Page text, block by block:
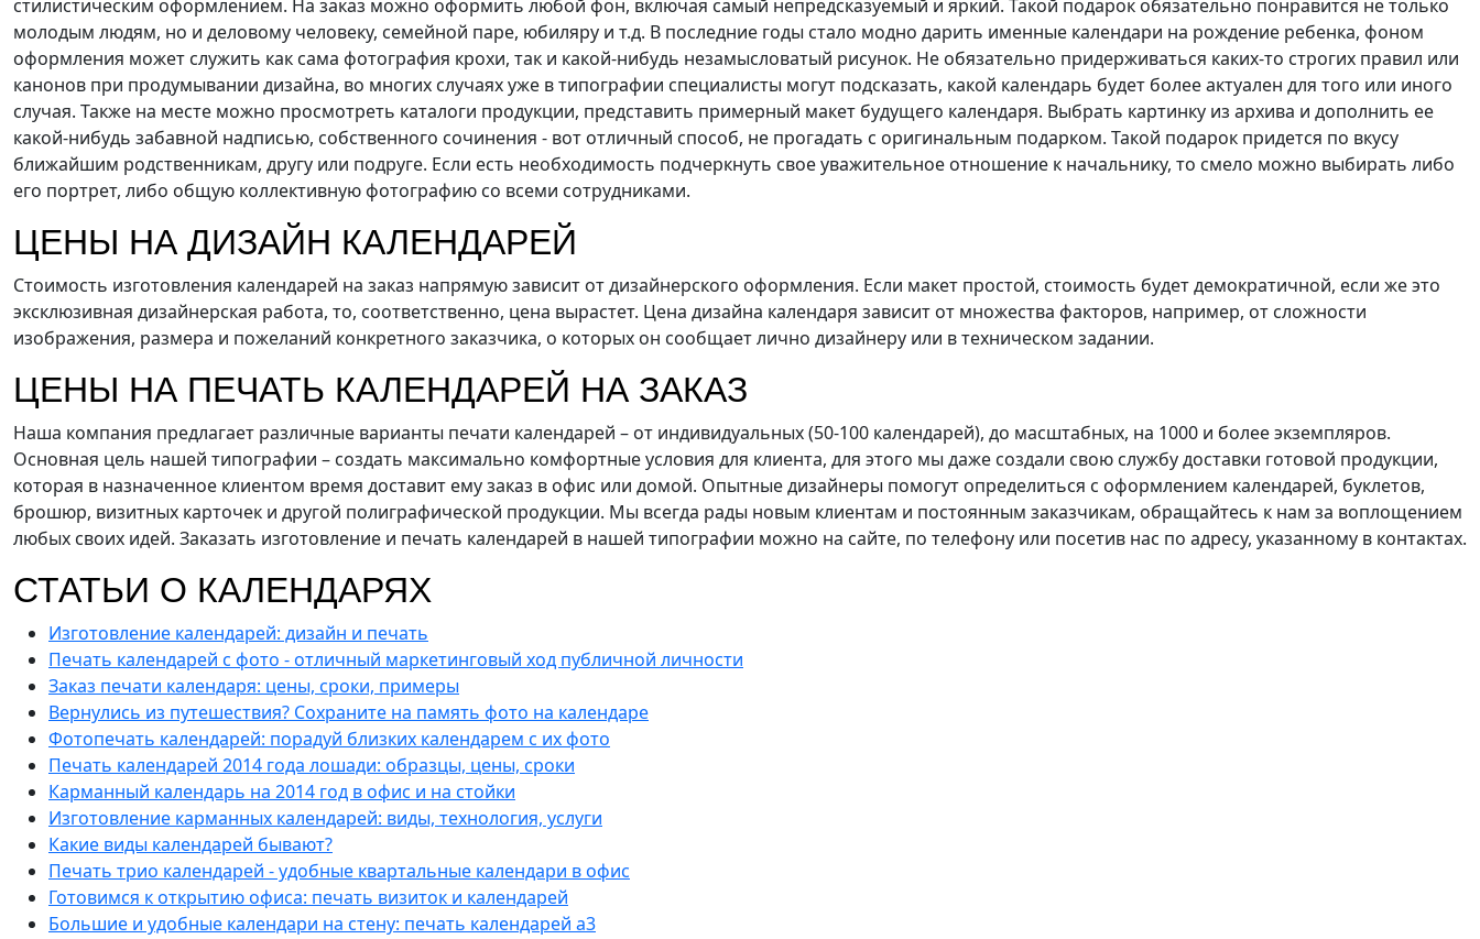
стилистическим оформлением. На заказ можно оформить любой фон, включая самый непредсказуемый и яркий. Такой подарок обязательно понравится не только
молодым людям, но и деловому человеку, семейной паре, юбиляру и т.д. В последние годы стало модно дарить именные календари на рождение ребенка, фоном
оформления может служить как сама фотография крохи, так и какой-нибудь незамысловатый рисунок. Не обязательно придерживаться каких-то строгих правил или
канонов при продумывании дизайна, во многих случаях уже в типографии специалисты могут подсказать, какой календарь будет более актуален для того или иного
случая. Также на месте можно просмотреть каталоги продукции, представить примерный макет будущего календаря. Выбрать картинку из архива и дополнить ее
какой-нибудь забавной надписью, собственного сочинения - вот отличный способ, не прогадать с оригинальным подарком. Такой подарок придется по вкусу
ближайшим родственникам, другу или подруге. Если есть необходимость подчеркнуть свое уважительное отношение к начальнику, то смело можно выбирать либо
его портрет, либо общую коллективную фотографию со всеми сотрудниками.
ЦЕНЫ НА ДИЗАЙН КАЛЕНДАРЕЙ
Стоимость изготовления календарей на заказ напрямую зависит от дизайнерского оформления. Если макет простой, стоимость будет демократичной, если же это
эксклюзивная дизайнерская работа, то, соответственно, цена вырастет. Цена дизайна календаря зависит от множества факторов, например, от сложности
изображения, размера и пожеланий конкретного заказчика, о которых он сообщает лично дизайнеру или в техническом задании.
ЦЕНЫ НА ПЕЧАТЬ КАЛЕНДАРЕЙ НА ЗАКАЗ
Наша компания предлагает различные варианты печати календарей – от индивидуальных (50-100 календарей), до масштабных, на 1000 и более экземпляров.
Основная цель нашей типографии – создать максимально комфортные условия для клиента, для этого мы даже создали свою службу доставки готовой продукции,
которая в назначенное клиентом время доставит ему заказ в офис или домой. Опытные дизайнеры помогут определиться с оформлением календарей, буклетов,
брошюр, визитных карточек и другой полиграфической продукции. Мы всегда рады новым клиентам и постоянным заказчикам, обращайтесь к нам за воплощением
любых своих идей. Заказать изготовление и печать календарей в нашей типографии можно на сайте, по телефону или посетив нас по адресу, указанному в контактах.
СТАТЬИ О КАЛЕНДАРЯХ
Изготовление календарей: дизайн и печать
Печать календарей с фото - отличный маркетинговый ход публичной личности
Заказ печати календаря: цены, сроки, примеры
Вернулись из путешествия? Сохраните на память фото на календаре
Фотопечать календарей: порадуй близких календарем с их фото
Печать календарей 2014 года лошади: образцы, цены, сроки
Карманный календарь на 2014 год в офис и на стойки
Изготовление карманных календарей: виды, технология, услуги
Какие виды календарей бывают?
Печать трио календарей - удобные квартальные календари в офис
Готовимся к открытию офиса: печать визиток и календарей
Большие и удобные календари на стену: печать календарей а3